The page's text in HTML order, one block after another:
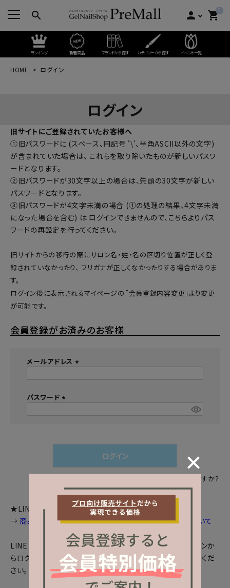
search person 0
shopping_cart
ランキング 新着商品 ブランドから探す カテゴリーから探す イベント一覧
HOME ログイン
ログイン
旧サイトにご登録されていたお客様へ
①旧パスワードに (スペース、円記号 '\'、半角ASCII以外の文字)
が含まれていた場合は、 これらを取り除いたものが新しいパスワ
ードとなります。
②旧パスワードが30文字以上の場合は、先頭の30文字が新しい
パスワードとなります。
③旧パスワードが4文字未満の場合 (①の処理の結果、4文字未満
になった場合を含む) は ログインできませんので、 こちらよりパス
ワードの再設定を行ってください。
旧サイトからの移行の際にサロン名・姓・名の区切り位置が正しく登
録されていなかったり、 フリガナが正しくなかったりする場合がありま
す。
ログイン後に表示されるマイページの「会員登録内容変更」より変更
が可能です。
会員登録がお済みのお客様
メールアドレス
)
パスワード
ログイン
パスワードをお忘れですか？
★LINEログインをご利用のお客様へお知らせ
→ 商品画面等で個数選択等が出来ない場合の対処法について
LINEとの会員連携がお済みの方は、「LINEでログイン」ボタンか
らログインしてください。まだの方は、LINEと会員連携
をしてくだ
さい。